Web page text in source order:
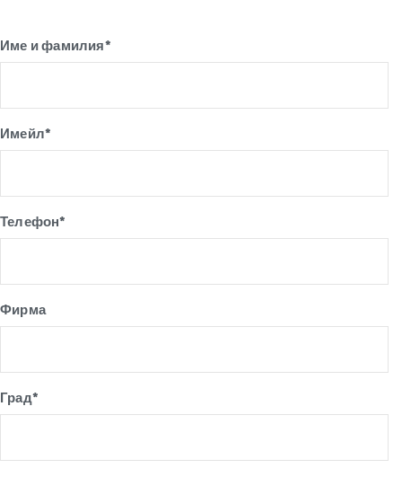
Име и фамилия*
Имейл*
Телефон*
Фирма
Град*